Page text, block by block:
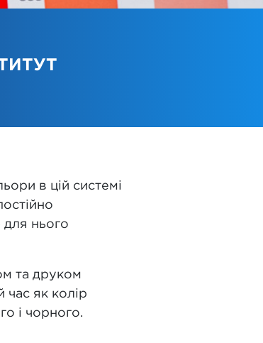
в цій системі
для нього
та друком
як колір
і чорного.